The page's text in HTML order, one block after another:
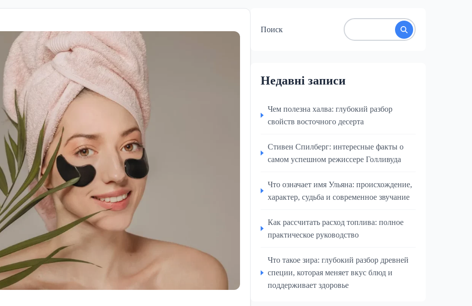
Поиск
Недавні записи
Чем полезна халва: глубокий разбор
свойств восточного десерта
Стивен Спилберг: интересные факты о
самом успешном режиссере Голливуда
Что означает имя Ульяна: происхождение,
характер, судьба и современное звучание
Как рассчитать расход топлива: полное
практическое руководство
Что такое зира: глубокий разбор древней
специи, которая меняет вкус блюд и
поддерживает здоровье